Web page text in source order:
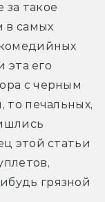
такое
в самых
эта его
с черным
то печальных,
этой статьи
грязной